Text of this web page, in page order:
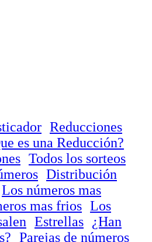
Reducciones
es una Reducción?
Todos los sorteos
Distribución
Los números mas
mas frios Los
Estrellas
¿Han
Parejas de números